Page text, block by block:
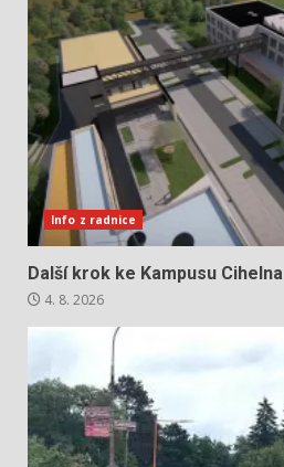
Info z radnice
Další krok ke Kampusu Cihelna
4. 8. 2026